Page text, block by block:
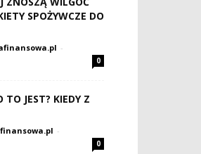
SPOŻYWCZE DO
-
0
JEST? KIEDY Z
-
0